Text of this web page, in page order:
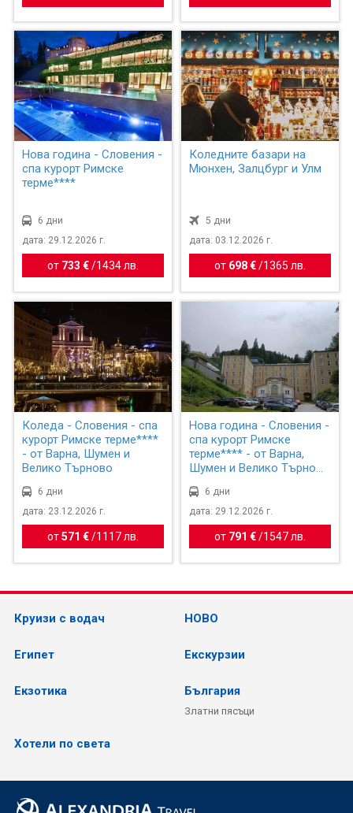
Нова година - Словения -
спа курорт Римске
терме****
6 дни
дата: 29.12.2026 г.
от 733 € / 1434 лв.
Коледните базари на
Мюнхен, Залцбург и Улм
5 дни
дата: 03.12.2026 г.
от 698 €/ 1365 лв.
Коледа - Словения - спа
курорт Римске терме****
- от Варна, Шумен и
Велико Търново
6 дни
дата: 23.12.2026 г.
от571 € / 1117 лв.
Нова година - Словения -
спа курорт Римске
терме**** - от Варна,
Шумен и Велико Търно...
6 дни
дата: 29.12.2026 г.
от 791 €/ 1547 лв.
Круизи с водач НОВО
Египет Екскурзии
Екзотика България
Златни пясъци
Хотели по света